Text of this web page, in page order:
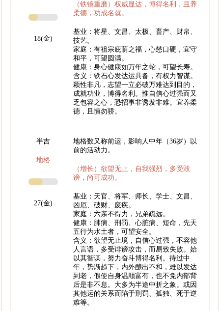
18(金)
（铁镜重磨）权威显达，博得名利，且养
柔德，功成名就。
基业：将星、文昌、太极、畜产、财帛、
技艺。
家庭：有祖宗庇荫之福，心慈口硬，宜守
和平，可望圆满。
健康：身心健康如万年之蛇，可望长寿。
含义：铁石心发达运具备，有权力智谋。
颖性非凡，志望一立必破万难达到目的，
成就功业，博得名利。惟自信心过强而又
乏包容之心，恐招事非诱发非难。宜养柔
德，且慎勿骄。
半吉
地格
27(金)
地格数又称前运，影响人中年（36岁）以
前的活动力。
（增长）欲望无止，自我强烈，多受毁
谤，尚可成功。
基业：天官、将军、师长、学士、文昌、
凶厄、破财、废疾。
家庭：六亲不得力，兄弟疏远。
健康：肺病、刑罚、心脏病、短命，先天
五行为水土者，可望安全。
含义：欲望无止境，自信心过强，不容他
人言语，多受诽谤攻击，而易致失败。始
以其智谋，努力奋斗博得名利。待过中
年，势渐趋下，内外酿出不和，难以发达
到老，假使自身温顺富有，也不免内部背
后是非不息。大多为半途中折之象。或因
其他运的关系而陷于刑罚、孤独、死于逆
难等。